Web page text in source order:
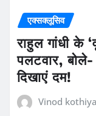
एक्सक्लूसिव
राहुल गांधी के
पलटवार,
दिखाएं दम!
Vinod